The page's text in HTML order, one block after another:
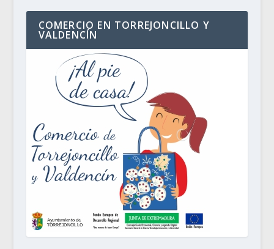
COMERCIO EN TORREJONCILLO Y
VALDENCÍN